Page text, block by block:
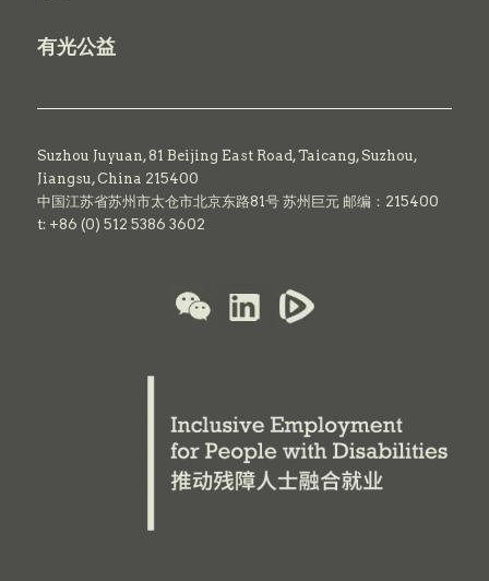
有光公益
Suzhou Juyuan, 81 Beijing East Road,Taicang,Suzhou,
Jiangsu, China 215400
中国江苏省苏州市太仓市北京东路81号 苏州巨元 邮编：215400
t: +86 (0) 512 5386 3602